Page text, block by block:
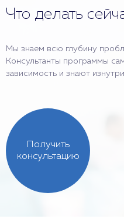
Что делать
Мы знаем всю глубину
Консультанты программы
зависимость и знают
Получить
консультацию